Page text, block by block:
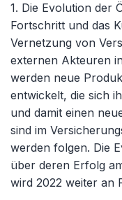
1. Die Evolution der
Fortschritt und das
Vernetzung von
externen Akteuren
werden neue
entwickelt, die sich
und damit einen
sind im
werden folgen. Die
über deren Erfolg
wird 2022 weiter an